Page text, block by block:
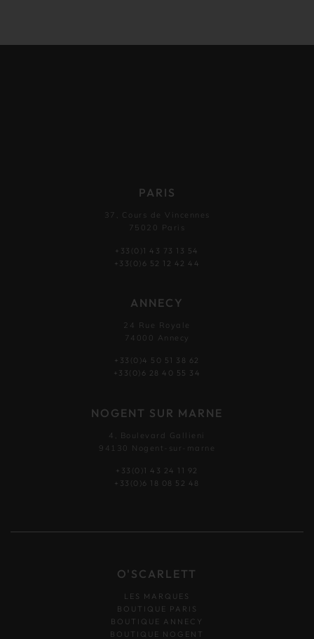
PARIS
37, Cours de Vincennes
75020 Paris
+33(0)1 43 73 13 54
+33(0)6 52 12 42 44
ANNECY
24 Rue Royale
74000 Annecy
+33(0)4 50 51 38 62
+33(0)6 28 40 55 34
NOGENT SUR MARNE
4, Boulevard Gallieni
94130 Nogent-sur-marne
+33(0)1 43 24 11 92
+33(0)6 18 08 52 48
O'SCARLETT
LES MARQUES
BOUTIQUE PARIS
BOUTIQUE ANNECY
BOUTIQUE NOGENT